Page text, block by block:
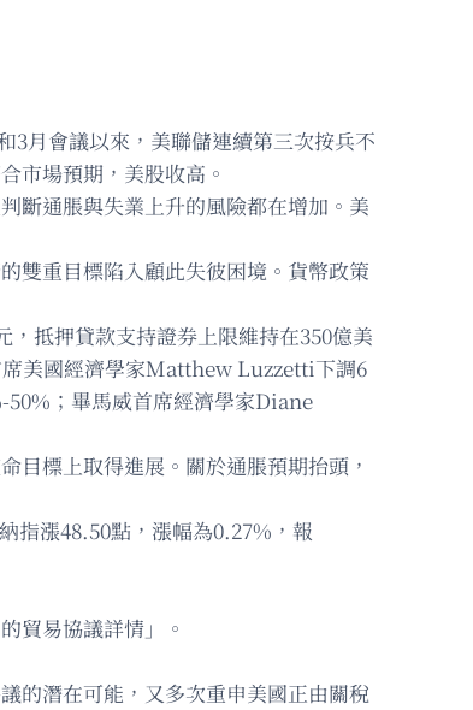
3月會議以來，美聯儲連續第三次按兵不
市場預期，美股收高。
斷通脹與失業上升的風險都在增加。美
雙重目標陷入顧此失彼困境。貨幣政策
抵押貸款支持證券上限維持在350億美
美國經濟學家Matthew Luzzetti下調6
；畢馬威首席經濟學家Diane
目標上取得進展。關於通脹預期抬頭，
指漲48.50點，漲幅為0.27%，報
貿易協議詳情」。
的潛在可能，又多次重申美國正由關稅